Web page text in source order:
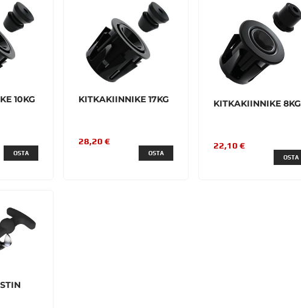
10KG
OSTA
KITKAKIINNIKE 17KG
28,20 €
OSTA
KITKAKIINNIKE 8KG
22,10 €
OSTA